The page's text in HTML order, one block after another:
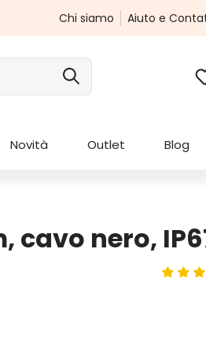
Chi siamo Aiuto e
Novità Outlet Blog
cavo nero,